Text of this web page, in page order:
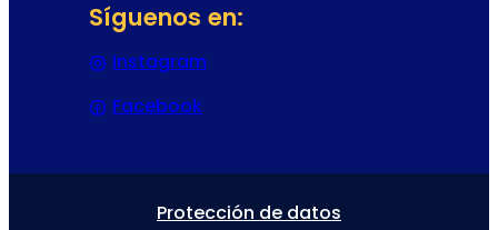
Síguenos en:
Instagram
Facebook
Protección de datos